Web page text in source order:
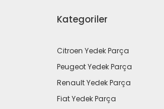
Kategoriler
Citroen Yedek Parça
Peugeot Yedek Parça
Renault Yedek Parça
Fiat Yedek Parça